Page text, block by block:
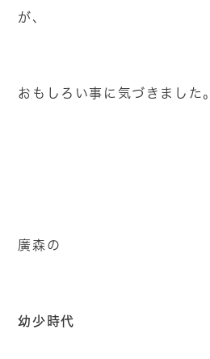
が、
おもしろい事に気づきました。
廣森の
幼少時代